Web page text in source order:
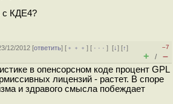
с КДЕ4?
12/2012 [ответить] [ ﹢﹢﹢] [ · · ·][↓] [↑]
–7
+ / –
в опенсорсном коде процент GPL
лицензий - растет. В споре
и здравого смысла побеждает